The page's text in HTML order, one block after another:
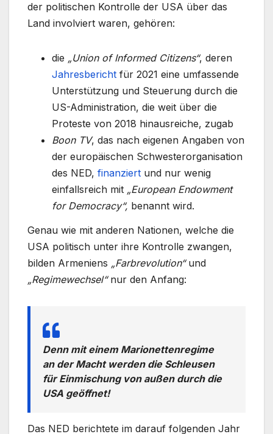
der politischen Kontrolle der USA über das
Land involviert waren, gehören:
die „Union of Informed Citizens“, deren
Jahresbericht für 2021 eine umfassende
Unterstützung und Steuerung durch die
US-Administration, die weit über die
Proteste von 2018 hinausreiche, zugab
Boon TV, das nach eigenen Angaben von
der europäischen Schwesterorganisation
des NED, finanziert und nur wenig
einfallsreich mit „European Endowment
for Democracy“, benannt wird.
Genau wie mit anderen Nationen, welche die
USA politisch unter ihre Kontrolle zwangen,
bilden Armeniens „Farbrevolution“und
„Regimewechsel“nur den Anfang:
Denn mit einem Marionettenregime
an der Macht werden die Schleusen
für Einmischung von außen durch die
USA geöffnet!
Das NED berichtete im darauf folgenden Jahr